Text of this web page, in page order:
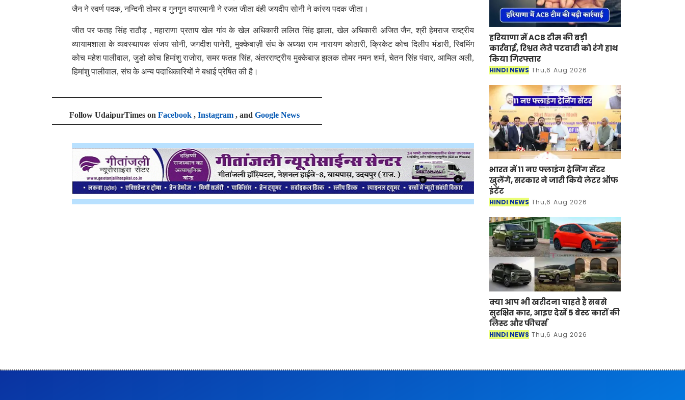
जैन ने स्वर्ण पदक, नन्दिनी तोमर व गुनगुन दयारमानी ने रजत जीता वंही जयदीप सोनी ने कांस्य पदक जीता।
जीत पर फतह सिंह राठौड़ , महाराणा प्रताप खेल गांव के खेल अधिकारी ललित सिंह झाला, खेल अधिकारी अजित जैन, श्री हेमराज राष्ट्रीय
व्यायामशाला के व्यवस्थापक संजय सोनी, जगदीश पानेरी, मुक्केबाज़ी संघ के अध्यक्ष राम नारायण कोठारी, क्रिकेट कोच दिलीप भंडारी, स्विमिंग
कोच महेश पालीवाल, जुडो कोच हिमांशु राजोरा, समर फतह सिंह, अंतरराष्ट्रीय मुक्केबाज़ झलक तोमर नमन शर्मा, चेतन सिंह पंवार, आमिल अली,
हिमांशु पालीवाल, संघ के अन्य पदाधिकारियों ने बधाई प्रेषित की है।
Follow UdaipurTimes on Facebook , Instagram , and Google News
हरियाणा में ACB टीम की बड़ी
कार्रवाई, रिश्वत लेते पटवारी को रंगे हाथ
किया गिरफ्तार
HINDI NEWS Thu,6 Aug 2026
भारत में 11 नए फ्लाइंग ट्रेनिंग सेंटर
खुलेंगे, सरकार ने जारी किये लेटर ऑफ
इंटेंट
HINDI NEWS Thu,6 Aug 2026
क्या आप भी खरीदना चाहते है सबसे
सुरक्षित कार, आइए देखें 5 बेस्ट कारों की
लिस्ट और फीचर्स
HINDI NEWS Thu,6 Aug 2026